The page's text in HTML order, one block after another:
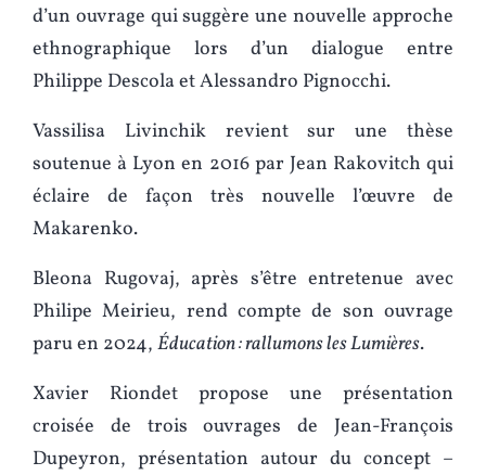
d’un ouvrage qui suggère une nouvelle approche
ethnographique lors d’un dialogue entre
Philippe Descola et Alessandro Pignocchi.
Vassilisa Livinchik revient sur une thèse
soutenue à Lyon en 2016 par Jean Rakovitch qui
éclaire de façon très nouvelle l’œuvre de
Makarenko.
Bleona Rugovaj, après s’être entretenue avec
Philipe Meirieu, rend compte de son ouvrage
paru en 2024, Éducation : rallumons les Lumières.
Xavier Riondet propose une présentation
croisée de trois ouvrages de Jean-François
Dupeyron, présentation autour du concept –